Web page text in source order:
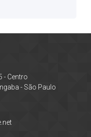
- Centro
- São Paulo